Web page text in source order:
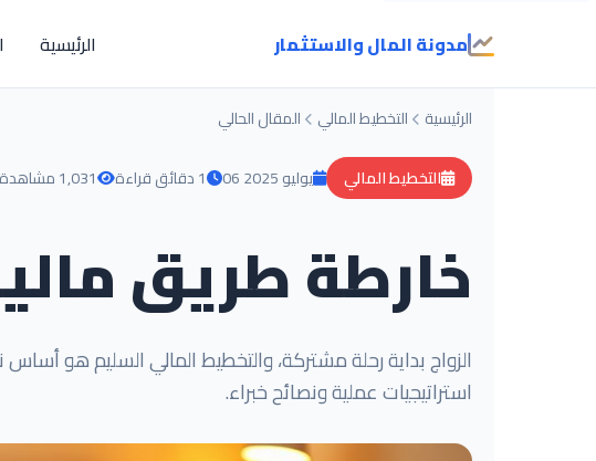
مدونة المال والاستثمار الرئيسية
الرئيسية التخطيط المالي المقال الحالي
التخطيط المالي 06 يوليو 2025 1 دقائق قراءة 1,031 مشاهدة
خارطة طريق
الزواج بداية رحلة مشتركة، والتخطيط المالي السليم هو
استراتيجيات عملية ونصائح خبراء.